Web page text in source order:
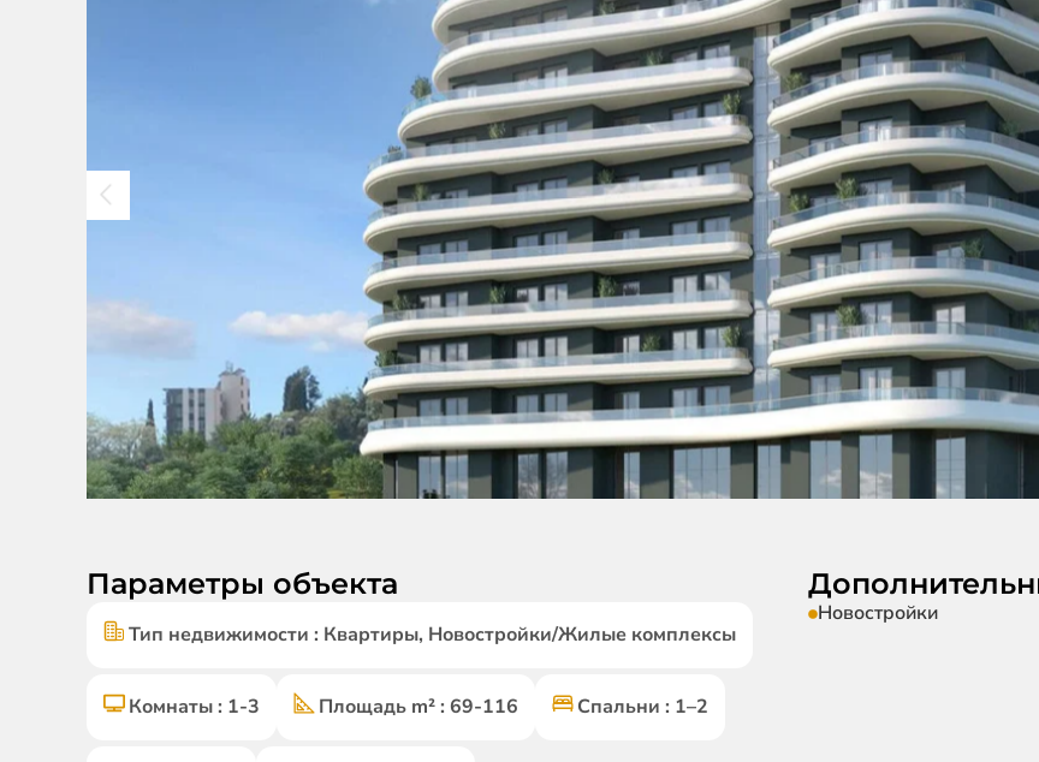
Параметры объекта
Тип недвижимости : Квартиры, Новостройки/Жилые комплексы
Комнаты : 1-3 Площадь m² : 69-116 Спальни : 1–2
Новостройки